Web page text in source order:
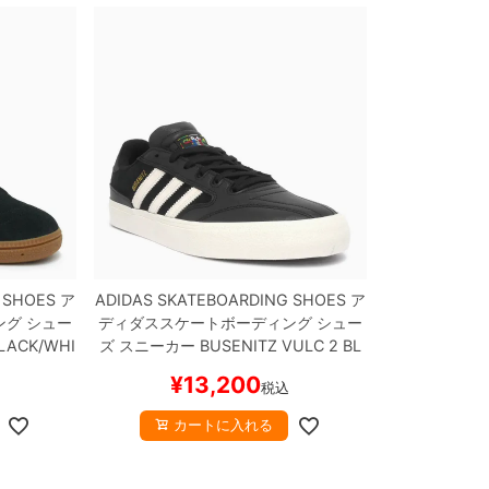
ア
グシュー
WHI
ADIDAS SKATEBOARDING SHOESア
ディダススケートボーディングシュー
ズ スニーカー BUSENITZ VULC 2 BL
ボード スケボー
¥13,200税込
カートに入れる